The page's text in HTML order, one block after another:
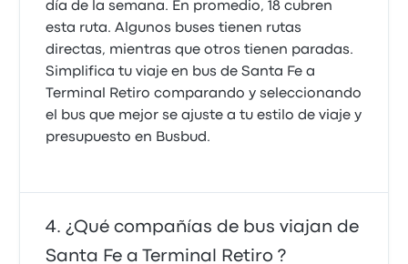
día de la semana. En promedio, 18 cubren
esta ruta. Algunos buses tienen rutas
directas, mientras que otros tienen paradas.
Simplifica tu viaje en bus de Santa Fe a
Terminal Retiro comparando y seleccionando
el bus que mejor se ajuste a tu estilo de viaje y
presupuesto en Busbud.
¿Qué compañías de bus viajan de
Santa Fe a Terminal Retiro ?